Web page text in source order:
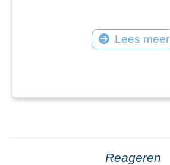
Lees meer
Reageren